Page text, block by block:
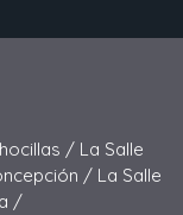
/ La Salle
/ La Salle
/